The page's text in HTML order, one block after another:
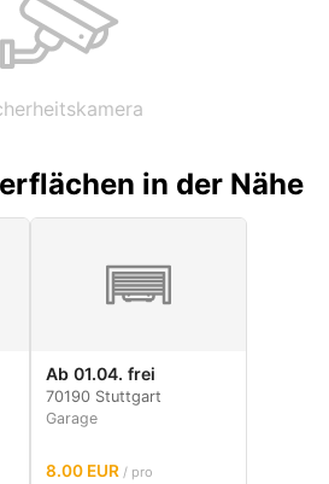
in der Nähe
Ab 01.04. frei
70190 Stuttgart
Garage
8.00 EUR / pro